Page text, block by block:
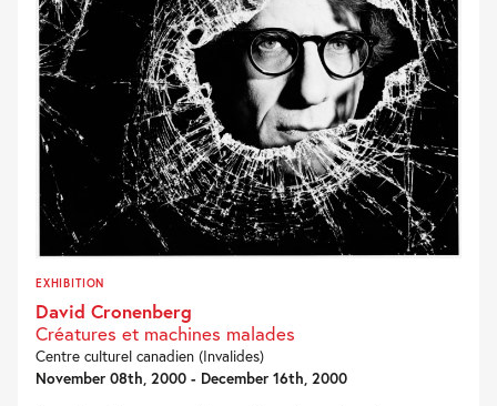
EXHIBITION
David Cronenberg
Créatures et machines malades
Centre culturel canadien (Invalides)
November 08th, 2000 - December 16th, 2000